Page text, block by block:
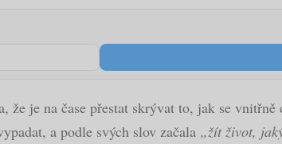
je na čase přestat skrývat to, jak se
a podle svých slov začala „žít život,